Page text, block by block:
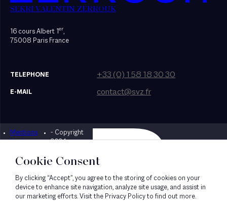
SEKRI VALENTIN ZERROUK
16 cours Albert 1er,
75008 Paris France
TELEPHONE +33 (0) 1 58 18 30 30
E-MAIL contact@svz.fr
Mentions
légales
- Copyright
2024
Designed by Bonhomme
Cookie Consent
By clicking “Accept”, you agree to the storing of cookies on your
device to enhance site navigation, analyze site usage, and assist in
our marketing efforts. Visit the Privacy Policy to find out more.